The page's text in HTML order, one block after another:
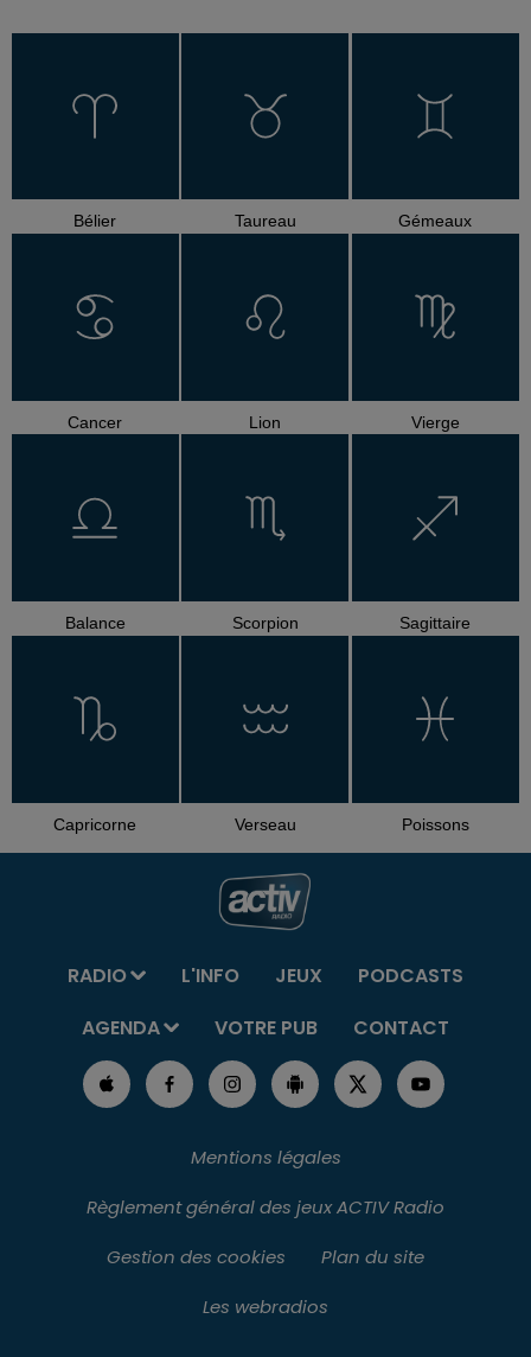
Bélier Taureau Gémeaux
Cancer Lion Vierge
Balance Scorpion Sagittaire
Capricorne Verseau Poissons
RADIO L'INFO JEUX
PODCASTS
AGENDA
VOTRE PUB CONTACT
Mentions légales
Règlement général des jeux ACTIV Radio
Gestion des cookies
Plan du site
Les webradios